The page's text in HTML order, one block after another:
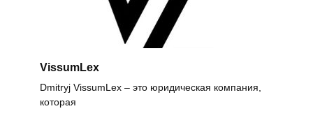
VissumLex
Dmitryj VissumLex – это юридическая компания,
которая